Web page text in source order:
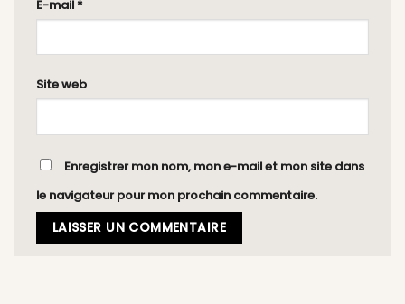
E-mail *
Site web
Enregistrer mon nom, mon e-mail et mon site dans
le navigateur pour mon prochain commentaire.